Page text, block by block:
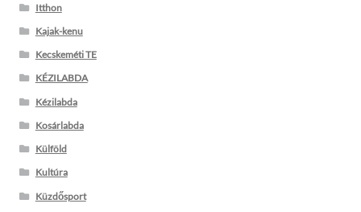
Itthon
Kajak-kenu
Kecskeméti TE
KÉZILABDA
Kézilabda
Kosárlabda
Külföld
Kultúra
Küzdősport